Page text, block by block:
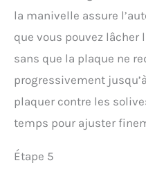
la manivelle assure
que vous pouvez
sans que la plaque ne
progressivement
plaquer contre les
temps pour ajuster
Étape 5